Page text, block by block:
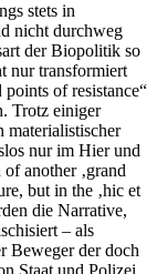
stets in
nicht durchweg
der Biopolitik so
nur transformiert
points of resistance“
Trotz einiger
materialistischer
nur im Hier und
another ‚grand
but in the ‚hic et
die Narrative,
– als
Beweger der doch